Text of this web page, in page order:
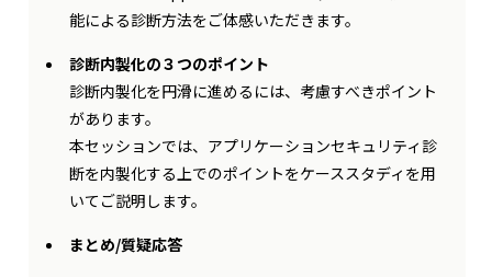
能による診断方法をご体感いただきます。
診断内製化の３つのポイント
診断内製化を円滑に進めるには、考慮すべきポイント
があります。
本セッションでは、アプリケーションセキュリティ診
断を内製化する上でのポイントをケーススタディを用
いてご説明します。
まとめ/質疑応答